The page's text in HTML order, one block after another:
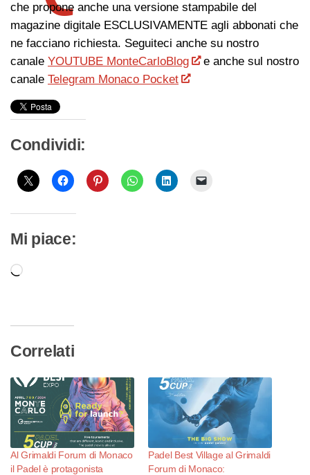
che propone anche una versione stampabile del
magazine digitale ESCLUSIVAMENTE agli abbonati che
ne facciano richiesta. Seguiteci anche su nostro
canale YOUTUBE MonteCarloBlog
e anche sul nostro
canale Telegram Monaco Pocket
Condividi:
Mi piace:
Caricamento
Correlati
Al Grimaldi Forum di Monaco
il Padel è protagonista
Padel Best Village al Grimaldi
Forum di Monaco: